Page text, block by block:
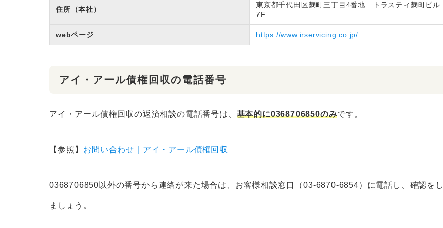
住所（本社）
東京都千代田区麹町三丁目4番地 トラスティ麹町ビル
7F
webページ https://www.irservicing.co.jp/
アイ・アール債権回収の電話番号
アイ・アール債権回収の返済相談の電話番号は、 基本的に0368706850のみです。
【参照】 お問い合わせ｜アイ・アール債権回収
0368706850以外の番号から連絡が来た場合は、お客様相談窓口（03-6870-6854）に電話し、確認をし
ましょう。